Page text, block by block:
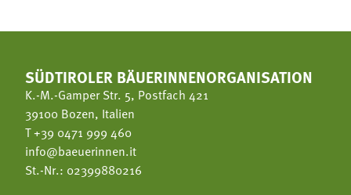
SÜDTIROLER BÄUERINNENORGANISATION
K.-M.-Gamper Str. 5, Postfach 421
39100 Bozen, Italien
T+39 0471 999 460
info@baeuerinnen.it
St.-Nr.: 02399880216